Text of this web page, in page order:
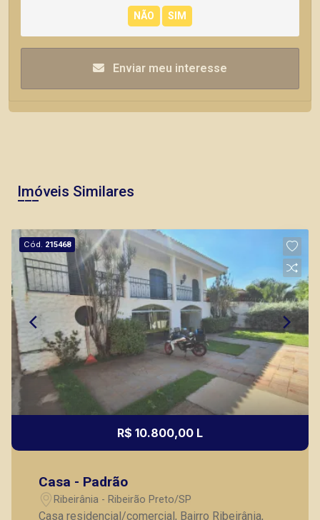
Enviar meu interesse
Imóveis Similares
Cód. 215468
R$ 10.800,00 L
Casa - Padrão
Ribeirânia - Ribeirão Preto/SP
Casa residencial/comercial, Bairro Ribeirânia,